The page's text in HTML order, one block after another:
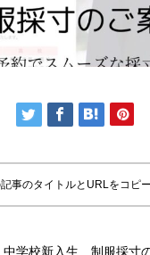
事のタイトルとURLをコピ
学校新入生 制服採寸の